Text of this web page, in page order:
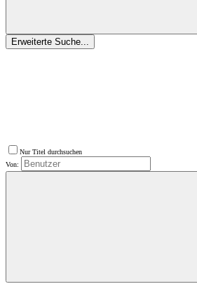
Erweiterte Suche...
Nur Titel durchsuchen
Von: